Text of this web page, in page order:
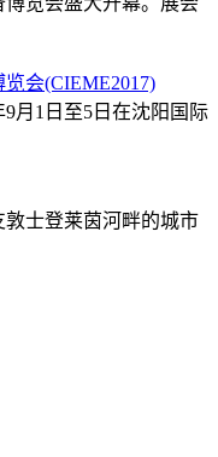
会(CIEME2017)
月1日至5日在沈阳国际
士登莱茵河畔的城市